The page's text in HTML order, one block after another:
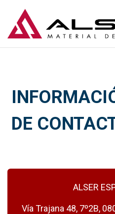
DE
ALSER
Vía Trajana 48, 7º2B,